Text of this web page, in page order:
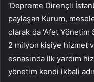
‘Depreme Dirençli
paylaşan Kurum,
olarak da ‘Afet Yönetim
2 milyon kişiye hizmet
esnasında ilk yardım
yönetim kendi ikbali